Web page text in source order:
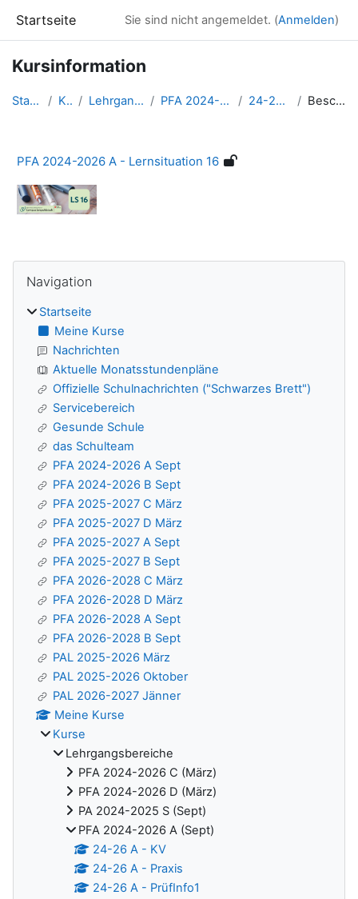
Startseite Sie sind nicht angemeldet. (Anmelden)
Kursinformation
Startseite Kurse Lehrgangsbereiche PFA 2024-2026 A (Sept) 24-26 A - LS16 Beschreibung
PFA 2024-2026 A - Lernsituation 16
Navigation
Startseite
Meine Kurse
Nachrichten
Aktuelle Monatsstundenpläne
Offizielle Schulnachrichten ("Schwarzes Brett")
Servicebereich
Gesunde Schule
das Schulteam
PFA 2024-2026 A Sept
PFA 2024-2026 B Sept
PFA 2025-2027 C März
PFA 2025-2027 D März
PFA 2025-2027 A Sept
PFA 2025-2027 B Sept
PFA 2026-2028 C März
PFA 2026-2028 D März
PFA 2026-2028 A Sept
PFA 2026-2028 B Sept
PAL 2025-2026 März
PAL 2025-2026 Oktober
PAL 2026-2027 Jänner
Meine Kurse
Kurse
Lehrgangsbereiche
PFA 2024-2026 C (März)
PFA 2024-2026 D (März)
PA 2024-2025 S (Sept)
PFA 2024-2026 A (Sept)
24-26 A - KV
24-26 A - Praxis
24-26 A - PrüfInfo1